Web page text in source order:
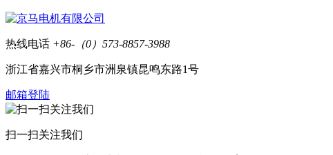
热线电话 +86-（0）573-8857-3988
浙江省嘉兴市桐乡市洲泉镇昆鸣东路1号
邮箱登陆
扫一扫关注我们